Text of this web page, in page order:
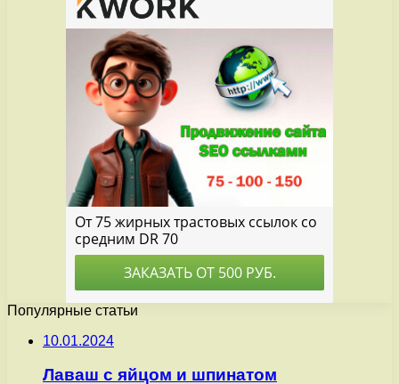
Популярные статьи
10.01.2024
Лаваш с яйцом и шпинатом